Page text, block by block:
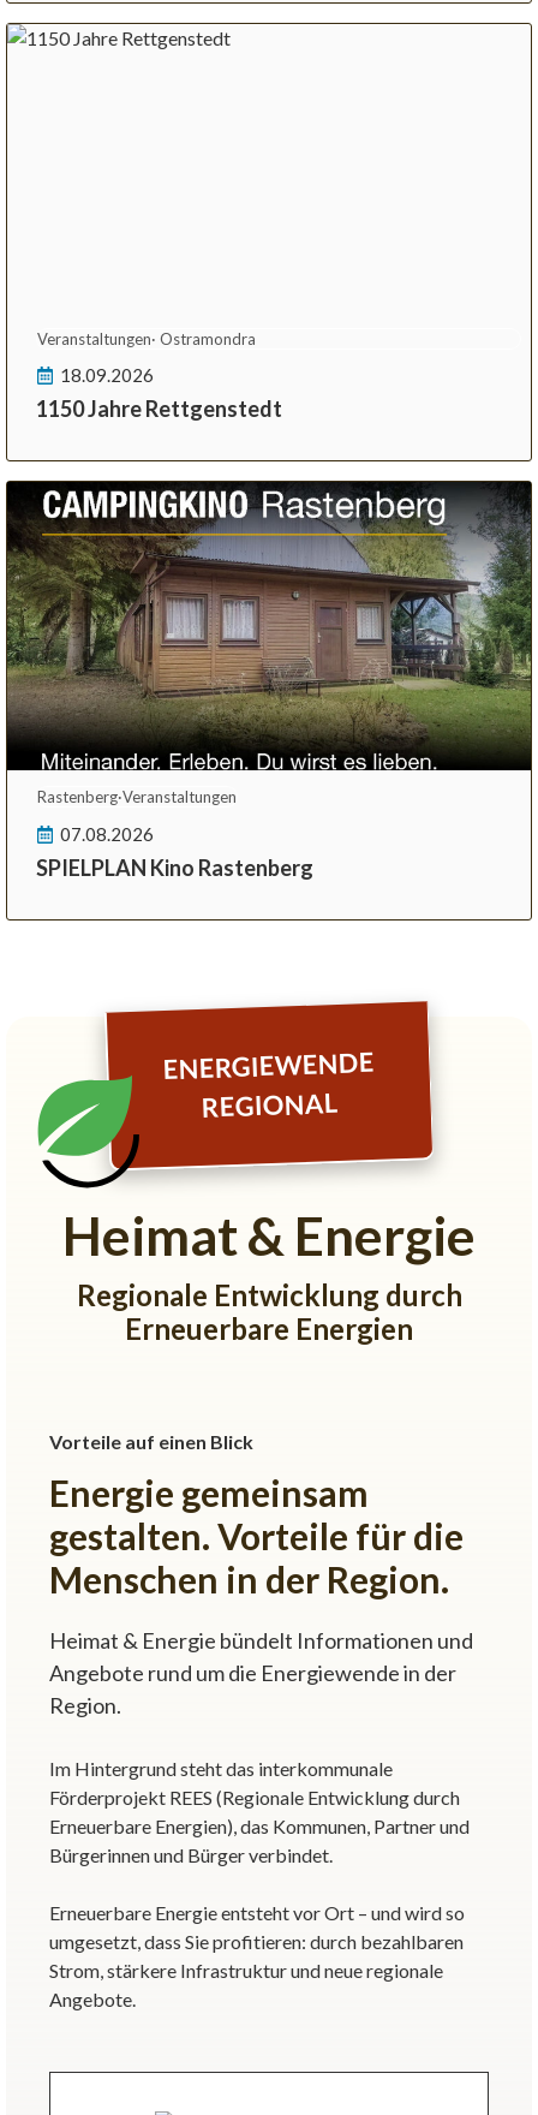
Veranstaltungen· Ostramondra
18.09.2026
1150 Jahre Rettgenstedt
Rastenberg·Veranstaltungen
07.08.2026
SPIELPLAN Kino Rastenberg
ENERGIEWENDE
REGIONAL
Heimat & Energie
Regionale Entwicklung durch
Erneuerbare Energien
Vorteile auf einen Blick
Energie gemeinsam
gestalten. Vorteile für die
Menschen in der Region.
Heimat & Energie bündelt Informationen und
Angebote rund um die Energiewende in der
Region.
Im Hintergrund steht das interkommunale
Förderprojekt REES (Regionale Entwicklung durch
Erneuerbare Energien), das Kommunen, Partner und
Bürgerinnen und Bürger verbindet.
Erneuerbare Energie entsteht vor Ort – und wird so
umgesetzt, dass Sie profitieren: durch bezahlbaren
Strom, stärkere Infrastruktur und neue regionale
Angebote.